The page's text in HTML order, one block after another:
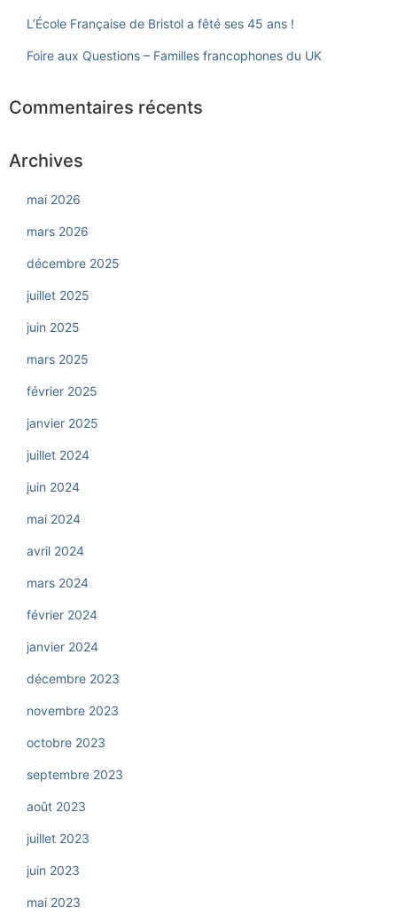
L’École Française de Bristol a fêté ses 45 ans !
Foire aux Questions – Familles francophones du UK
Commentaires récents
Archives
mai 2026
mars 2026
décembre 2025
juillet 2025
juin 2025
mars 2025
février 2025
janvier 2025
juillet 2024
juin 2024
mai 2024
avril 2024
mars 2024
février 2024
janvier 2024
décembre 2023
novembre 2023
octobre 2023
septembre 2023
août 2023
juillet 2023
juin 2023
mai 2023